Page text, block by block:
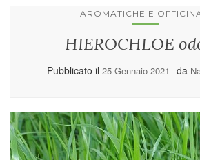
AROMATICHE E
HIEROCHLOE
Pubblicato il 25 Gennaio 2021 da